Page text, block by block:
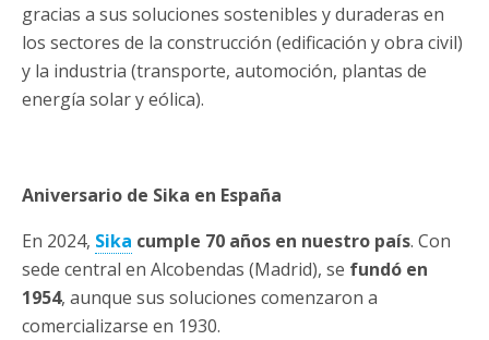
gracias a sus soluciones sostenibles y duraderas en
los sectores de la construcción (edificación y obra civil)
y la industria (transporte, automoción, plantas de
energía solar y eólica).
Aniversario de Sika en España
En 2024, Sika cumple 70 años en nuestro país. Con
sede central en Alcobendas (Madrid), se fundó en
1954, aunque sus soluciones comenzaron a
comercializarse en 1930.